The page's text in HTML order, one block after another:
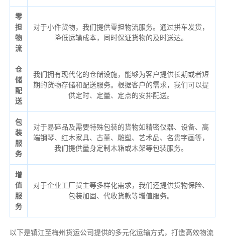
零
担
物
流
对于小件货物，我们提供零担物流服务。通过拼车发货，
降低运输成本，同时保证货物的及时送达。
仓
储
配
送
我们拥有现代化的仓储设施，能够为客户提供长期或者短
期的货物存储和配送服务。根据客户的需求，我们可以提
供定时、定量、定点的安排配送。
包
装
服
务
对于易碎品及需要特殊包装的货物如精密仪器、设备、高
端钢琴、红木家具、古董、雕塑、艺术品、名贵字画等，
我们提供量身定制木箱或木架等包装服务。
增
值
服
务
对于企业工厂货主等多样化需求，我们还提供货物保险、
包装加固、代收货款等增值服务。
以下是镇江至梅州货运公司提供的多元化运输方式，打造高效物流